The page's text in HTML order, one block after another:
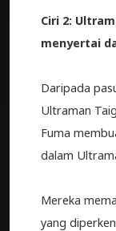
Ciri 2:
menyertai
Daripada
Ultraman
Fuma
dalam
Mereka
yang